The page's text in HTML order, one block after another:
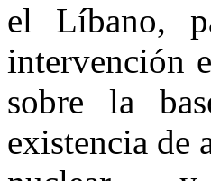
el Líbano,
intervención
sobre la
existencia de